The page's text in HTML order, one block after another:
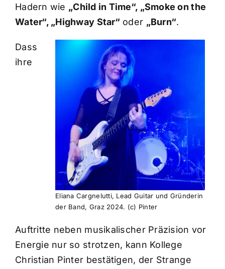
Hadern wie „Child in Time“, „Smoke on the
Water“, „Highway Star“ oder „Burn“.
Eliana Cargnelutti, Lead Guitar und Gründerin
der Band, Graz 2024. (c) Pinter
Dass
ihre
Auftritte neben musikalischer Präzision vor
Energie nur so strotzen, kann Kollege
Christian Pinter bestätigen, der Strange